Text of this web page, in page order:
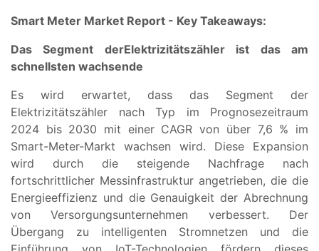
Smart Meter Market Report - Key Takeaways:
DasSegment derElektrizitätszähler ist das am
schnellsten wachsende
Es wird erwartet, dass das Segment der
Elektrizitätszähler nach Typ im Prognosezeitraum
2024 bis 2030 mit einer CAGR von über 7,6 % im
Smart-Meter-Markt wachsen wird. Diese Expansion
wird durch die steigende Nachfrage nach
fortschrittlicher Messinfrastruktur angetrieben, die die
Energieeffizienz und die Genauigkeit der Abrechnung
von Versorgungsunternehmen verbessert. Der
Übergang zu intelligenten Stromnetzen und die